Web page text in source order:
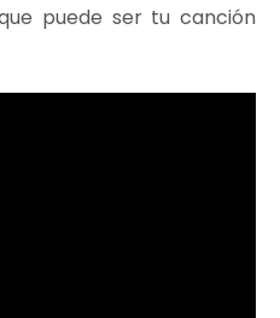
puede ser tu canción